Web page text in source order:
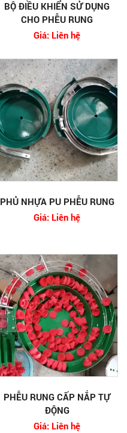
BỘ ĐIỀU KHIỂN SỬ DỤNG
CHO PHỄU RUNG
Giá: Liên hệ
PHỦ NHỰA PU PHỄU RUNG
Giá: Liên hệ
PHỄU RUNG CẤP NẮP TỰ
ĐỘNG
Giá: Liên hệ